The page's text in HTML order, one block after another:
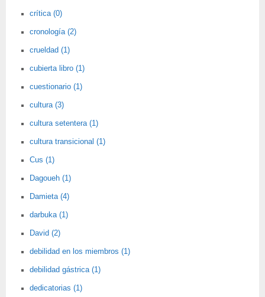
crítica (0)
cronología (2)
crueldad (1)
cubierta libro (1)
cuestionario (1)
cultura (3)
cultura setentera (1)
cultura transicional (1)
Cus (1)
Dagoueh (1)
Damieta (4)
darbuka (1)
David (2)
debilidad en los miembros (1)
debilidad gástrica (1)
dedicatorias (1)